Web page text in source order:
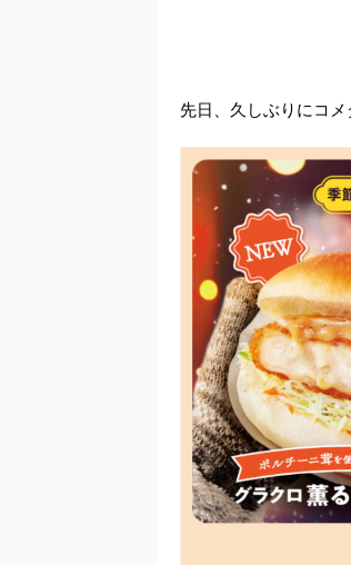
先日、久しぶりにコ